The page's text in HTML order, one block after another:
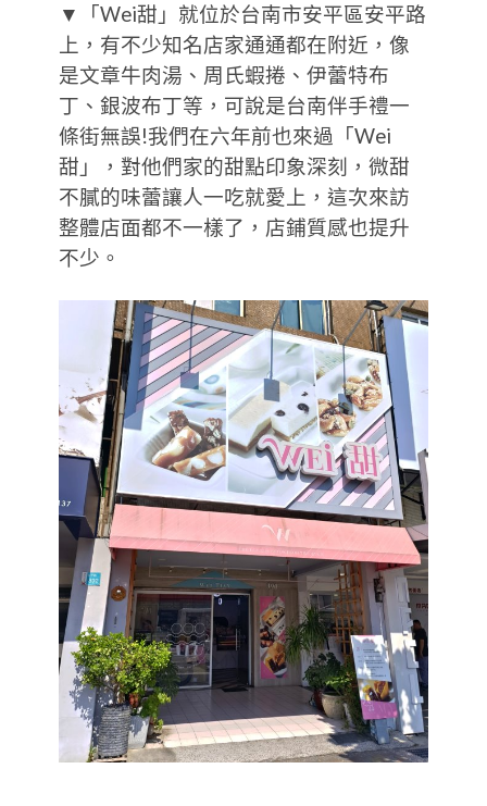
▼「Wei甜」就位於台南市安平區安平路
上，有不少知名店家通通都在附近，像
是文章牛肉湯、周氏蝦捲、伊蕾特布
丁、銀波布丁等，可說是台南伴手禮一
條街無誤!我們在六年前也來過「Wei
甜」，對他們家的甜點印象深刻，微甜
不膩的味蕾讓人一吃就愛上，這次來訪
整體店面都不一樣了，店鋪質感也提升
不少。